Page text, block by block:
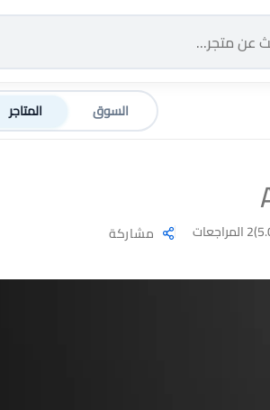
السوق المتاجر
2 المراجعات مشاركة